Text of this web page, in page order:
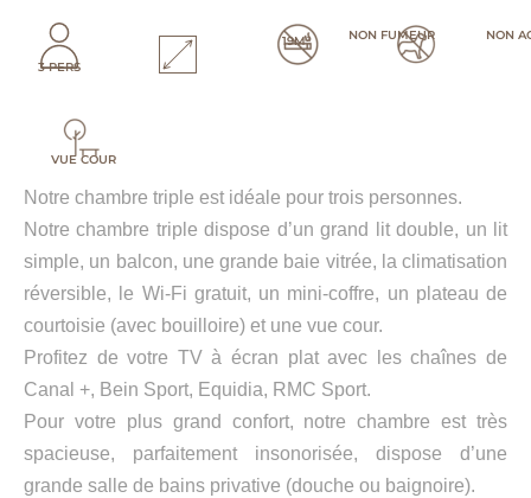
3 PERS
19M² NON FUMEUR NON
VUE COUR
Notre chambre triple est idéale pour trois personnes.
Notre chambre triple dispose d’un grand lit double, un lit
simple, un balcon, une grande baie vitrée, la climatisation
réversible, le Wi-Fi gratuit, un mini-coffre, un plateau de
courtoisie (avec bouilloire) et une vue cour.
Profitez de votre TV à écran plat avec les chaînes de
Canal +, Bein Sport, Equidia, RMC Sport.
Pour votre plus grand confort, notre chambre est très
spacieuse, parfaitement insonorisée, dispose d’une
grande salle de bains privative (douche ou baignoire).